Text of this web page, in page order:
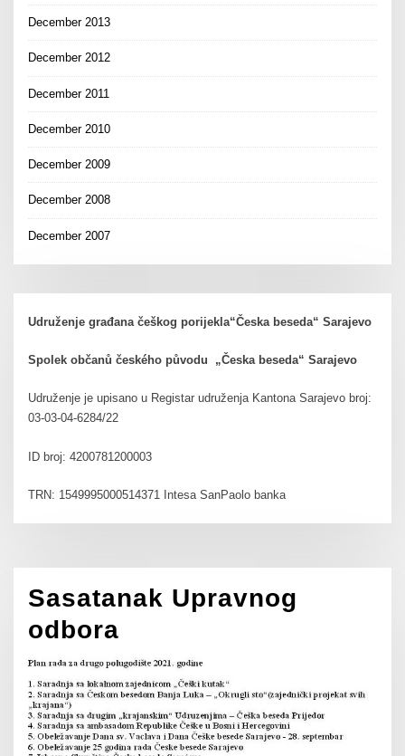
December 2013
December 2012
December 2011
December 2010
December 2009
December 2008
December 2007
Udruženje građana češkog porijekla“Česka beseda“ Sarajevo
Spolek občanů českého původu „Česka beseda“ Sarajevo
Udruženje je upisano u Registar udruženja Kantona Sarajevo broj:
03-03-04-6284/22
ID broj: 4200781200003
TRN: 1549995000514371 Intesa SanPaolo banka
Sasatanak Upravnog
odbora